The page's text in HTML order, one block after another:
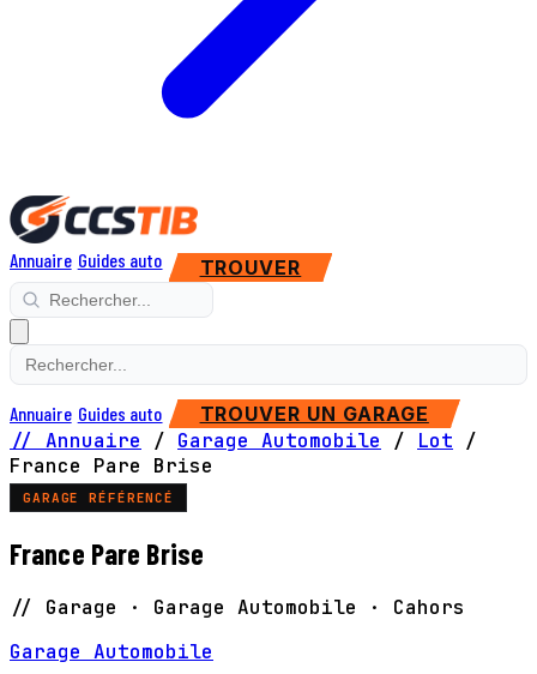
Annuaire Guides auto TROUVER
Annuaire Guides auto TROUVER UN GARAGE
// Annuaire / Garage Automobile / Lot
/
France Pare Brise
GARAGE RÉFÉRENCÉ
France Pare Brise
// Garage · Garage Automobile · Cahors
Garage Automobile